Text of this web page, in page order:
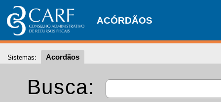
ACÓRDÃOS
Sistemas: Acordãos
Busca: